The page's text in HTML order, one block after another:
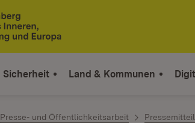
Sicherheit Land & Kommunen
Presse- und Öffentlichkeitsarbeit